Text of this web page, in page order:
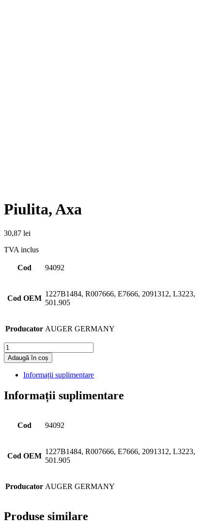
Piulita, Axa
30,87 lei
TVA inclus
Cod 94092
Cod OEM
1227B1484, R007666, E7666, 2091312, L3223,
501.905
Producator AUGER GERMANY
Cantitate
Adaugă în coș
Informații suplimentare
Informații suplimentare
Cod 94092
Cod OEM
1227B1484, R007666, E7666, 2091312, L3223,
501.905
Producator AUGER GERMANY
Produse similare